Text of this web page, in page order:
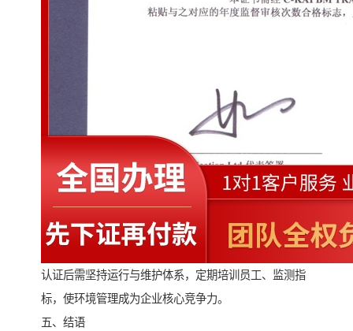
认证后需坚持运行与维护体系，定期培训员工、监测指
标，使环境管理成为企业核心竞争力。
五、结语